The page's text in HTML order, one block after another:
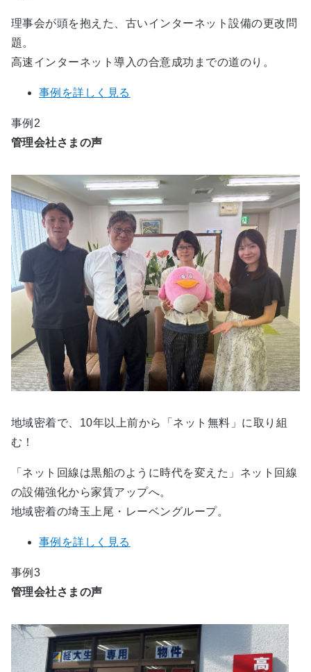
理事会が頭を抱えた、古いインターネット設備の更改問
題。
高速インターネット導入の合意成功までの道のり。
事例を詳しく見る
事例2
管理会社さまの声
地域密着で、10年以上前から「ネット無料」に取り組
む！
「ネット回線は黒船のように時代を変えた」ネット回線
の設備強化から家賃アップへ。
地域密着の埼玉上尾・レーベングループ。
事例を詳しく見る
事例3
管理会社さまの声